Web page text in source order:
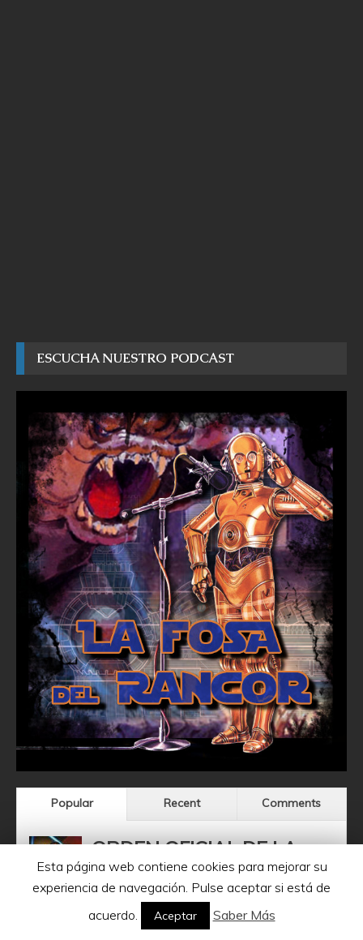
ESCUCHA NUESTRO PODCAST
Popular Recent Comments
ORDEN OFICIAL DE LA
SERIE THE CLONE WARS
Esta página web contiene cookies para mejorar su
experiencia de navegación. Pulse aceptar si está de
acuerdo.
Aceptar Saber Más